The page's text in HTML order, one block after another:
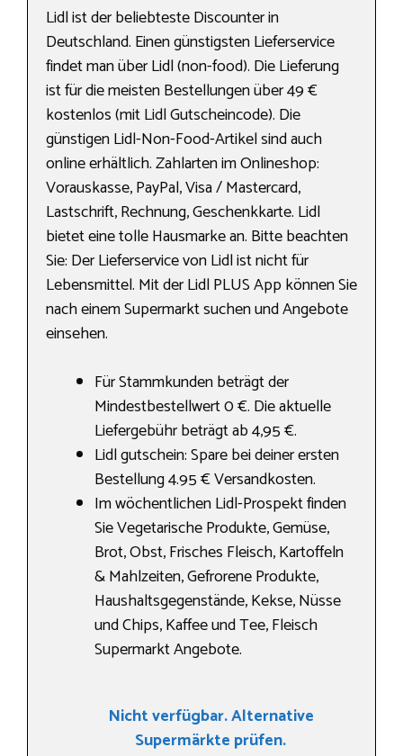
Lidl ist der beliebteste Discounter in
Deutschland. Einen günstigsten Lieferservice
findet man über Lidl (non-food). Die Lieferung
ist für die meisten Bestellungen über 49 €
kostenlos (mit Lidl Gutscheincode). Die
günstigen Lidl-Non-Food-Artikel sind auch
online erhältlich. Zahlarten im Onlineshop:
Vorauskasse, PayPal, Visa / Mastercard,
Lastschrift, Rechnung, Geschenkkarte. Lidl
bietet eine tolle Hausmarke an. Bitte beachten
Sie: Der Lieferservice von Lidl ist nicht für
Lebensmittel. Mit der Lidl PLUS App können Sie
nach einem Supermarkt suchen und Angebote
einsehen.
Für Stammkunden beträgt der
Mindestbestellwert 0 €. Die aktuelle
Liefergebühr beträgt ab 4,95 €.
Lidl gutschein: Spare bei deiner ersten
Bestellung 4.95 € Versandkosten.
Im wöchentlichen Lidl-Prospekt finden
Sie Vegetarische Produkte, Gemüse,
Brot, Obst, Frisches Fleisch, Kartoffeln
& Mahlzeiten, Gefrorene Produkte,
Haushaltsgegenstände, Kekse, Nüsse
und Chips, Kaffee und Tee, Fleisch
Supermarkt Angebote.
Nicht verfügbar. Alternative
Supermärkte prüfen.